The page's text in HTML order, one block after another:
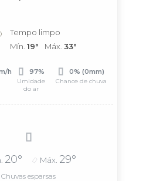
Tempo limpo
Mín. 19° Máx. 33°
h 97%
Umidade
do ar
0% (0mm)
Chance de chuva
20° Máx. 29°
Chuvas esparsas